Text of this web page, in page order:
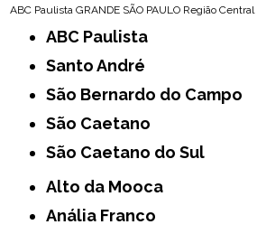
ABC Paulista GRANDE SÃO PAULO Região Central
ABC Paulista
Santo André
São Bernardo do Campo
São Caetano
São Caetano do Sul
Alto da Mooca
Anália Franco